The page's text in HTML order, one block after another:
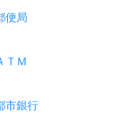
便局
ＴＭ
市銀行